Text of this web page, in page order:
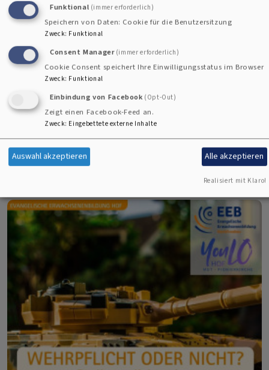
Vom 30. bis zum 31. Januar 2026 tagte unser
dekanatliches Leitungsgremium bei Oelsnitz, um
die Gremienarbeit geistlich und geistreich
zukunftsfähig aufzustellen.
Funktional (immer erforderlich)
Speichern von Daten: Cookie für die Benutzersitzung
Zweck: Funktional
Consent Manager (immer erforderlich)
Cookie Consent speichert Ihre Einwilligungsstatus im Browser
Zweck: Funktional
Einbindung von Facebook (Opt-Out)
Zeigt einen Facebook-Feed an.
Zweck: Eingebettete externe Inhalte
Auswahl akzeptieren Alle akzeptieren
Realisiert mit Klaro!